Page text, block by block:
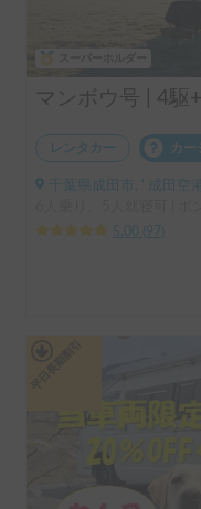
レンタカー カ
千葉県成田市, ' 成田空港
5.00
97